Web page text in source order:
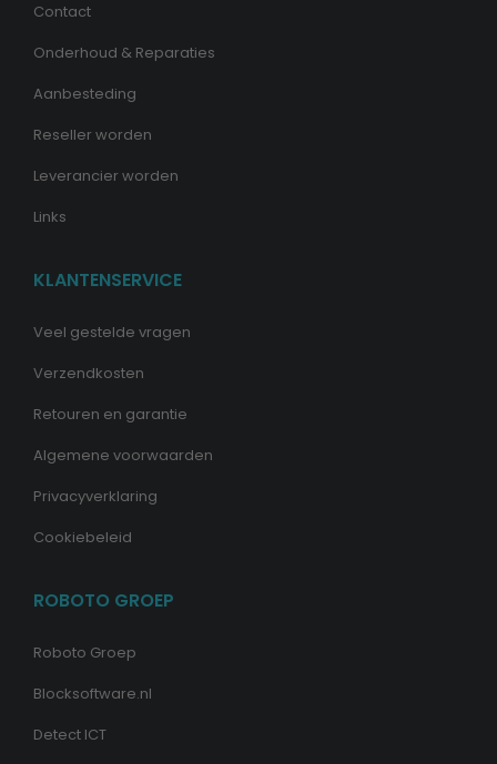
Contact
Onderhoud & Reparaties
Aanbesteding
Reseller worden
Leverancier worden
Links
KLANTENSERVICE
Veel gestelde vragen
Verzendkosten
Retouren en garantie
Algemene voorwaarden
Privacyverklaring
Cookiebeleid
ROBOTO GROEP
Roboto Groep
Blocksoftware.nl
Detect ICT